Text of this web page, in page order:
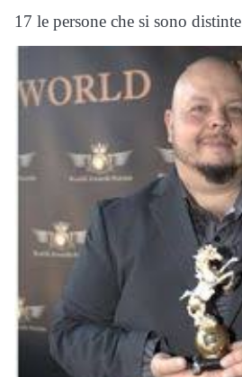
17 le persone che si sono distinte